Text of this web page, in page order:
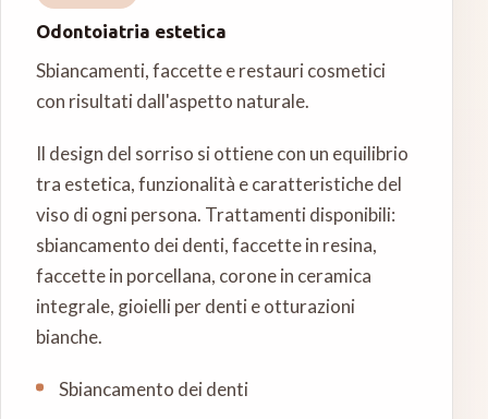
Odontoiatria estetica
Sbiancamenti, faccette e restauri cosmetici
con risultati dall'aspetto naturale.
Il design del sorriso si ottiene con un equilibrio
tra estetica, funzionalità e caratteristiche del
viso di ogni persona. Trattamenti disponibili:
sbiancamento dei denti, faccette in resina,
faccette in porcellana, corone in ceramica
integrale, gioielli per denti e otturazioni
bianche.
Sbiancamento dei denti